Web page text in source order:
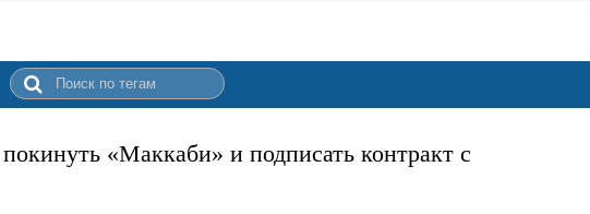
«Маккаби» и подписать контракт с